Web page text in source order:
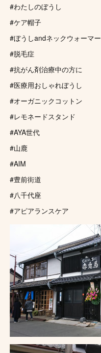
#わたしのぼうし
#ケア帽子
#ぼうしandネックウォーマー
#脱毛症
#抗がん剤治療中の方に
#医療用おしゃれぼうし
#オーガニックコットン
#レモネードスタンド
#AYA世代
#山鹿
#AIM
#豊前街道
#八千代座
#アピアランスケア